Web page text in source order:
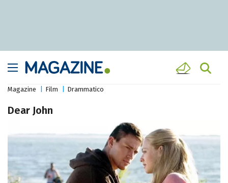
Magazine Film Drammatico
Dear John